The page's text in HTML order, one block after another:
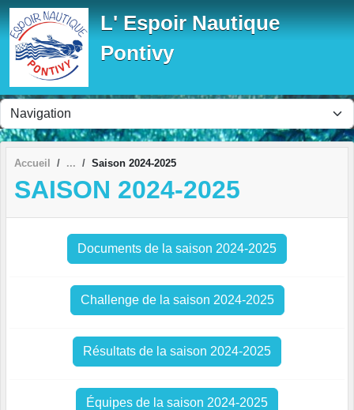
L' Espoir Nautique
Pontivy
Accueil Saison 2024-2025
SAISON 2024-2025
Documents de la saison 2024-2025
Challenge de la saison 2024-2025
Résultats de la saison 2024-2025
Équipes de la saison 2024-2025
Panneau de gestion des cookies